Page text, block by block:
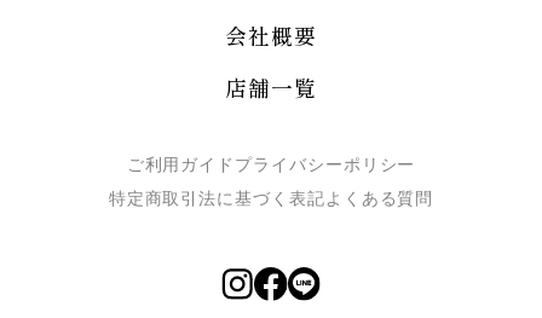
会社概要
店舗一覧
ご利用ガイド プライバシーポリシー
特定商取引法に基づく表記よくある質問